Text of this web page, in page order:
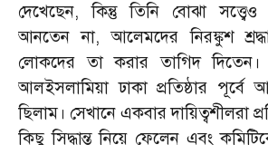
দেখেছেন,কিন্তু তিনি বোঝা
আনতেন না,আলেমদের নিরঙ্কুশ
লোকদের তা করার তাগিদ দিতেন।
আলইসলামিয়া ঢাকা প্রতিষ্ঠার পূর্বে
ছিলাম। সেখানে একবার দায়িত্বশীলরা
কিছু সিদ্ধান্ত নিয়ে ফেলেন এবং